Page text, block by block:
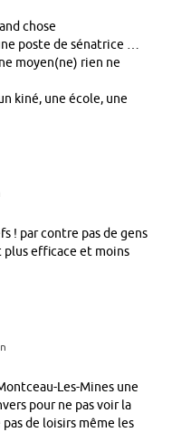
chose
poste de sénatrice …
moyen(ne) rien ne
kiné, une école, une
! par contre pas de gens
plus efficace et moins
Les-Mines une
pour ne pas voir la
de loisirs même les